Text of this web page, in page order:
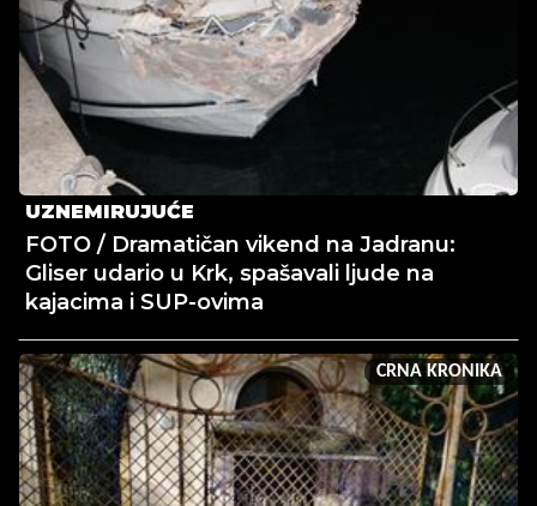
UZNEMIRUJUĆE
FOTO / Dramatičan vikend na Jadranu:
Gliser udario u Krk, spašavali ljude na
kajacima i SUP-ovima
CRNA KRONIKA